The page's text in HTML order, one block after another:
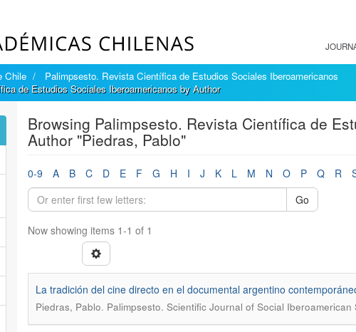
Chile
Palimpsesto. Revista Científica de Estudios Sociales Iberoamericanos
de Estudios Sociales Iberoamericanos by Author
Browsing Palimpsesto. Revista Científica de
Author "Piedras, Pablo"
0-9 A B C D E F G H I J K L M N O P Q R
Go
Now showing items 1-1 of 1
La tradición del cine directo en el documental argentino
Piedras, Pablo. Palimpsesto. Scientific Journal of Social